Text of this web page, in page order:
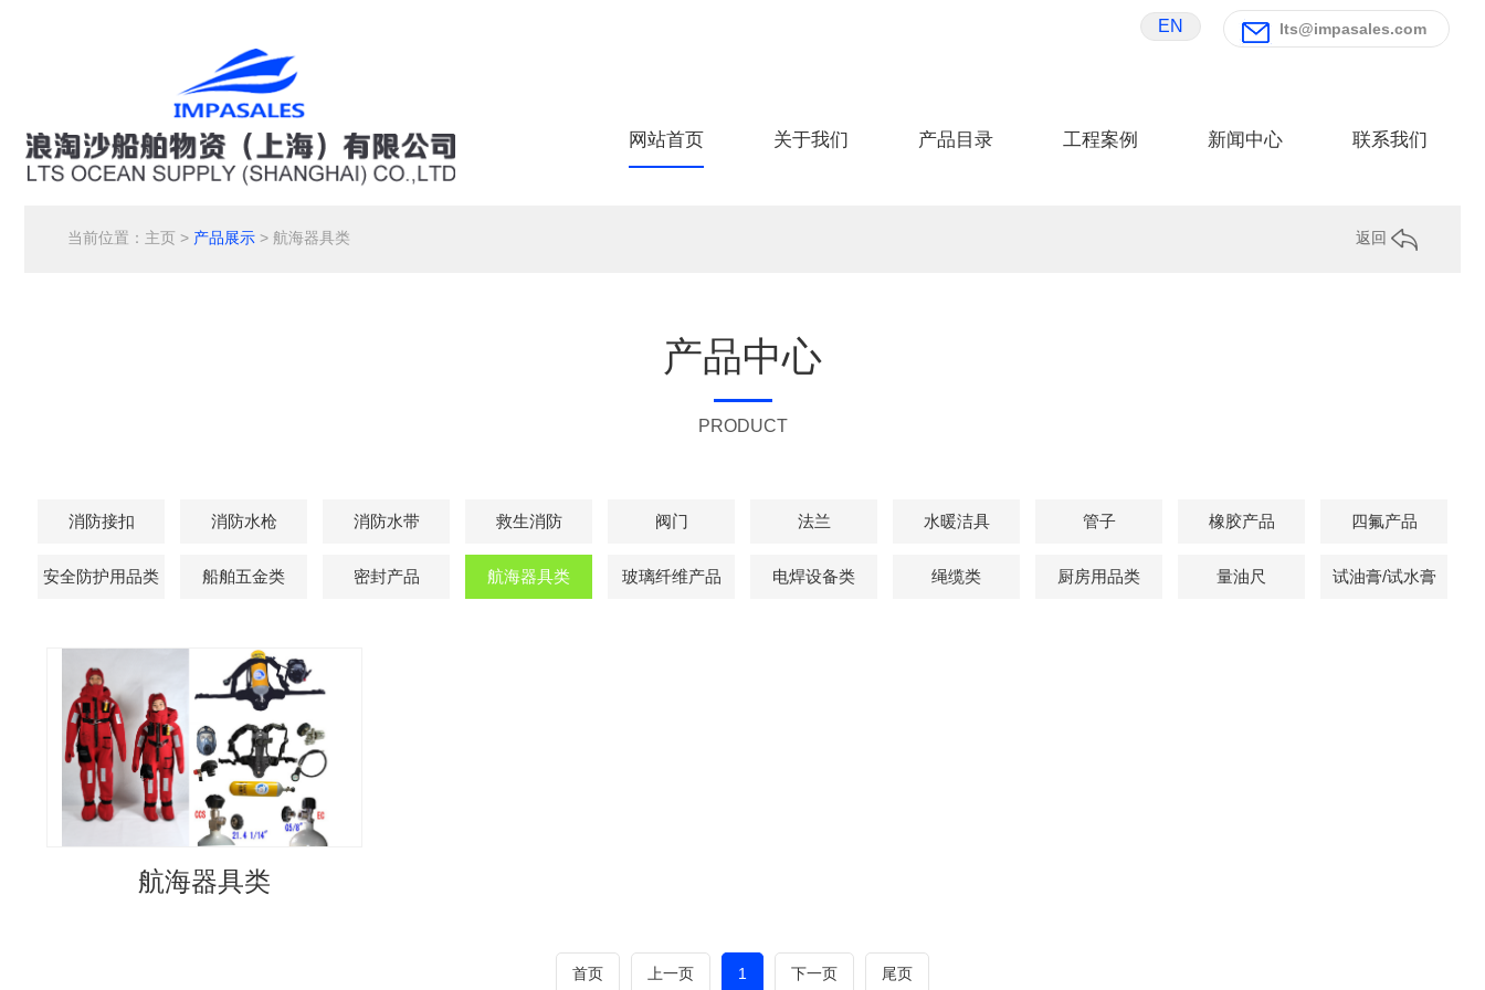
lts@impasales.com
EN
网站首页 关于我们 产品目录 工程案例 新闻中心 联系我们
当前位置： 主页 > 产品展示 > 航海器具类 返回
产品中心
PRODUCT
消防接扣 消防水枪 消防水带 救生消防 阀门 法兰 水暖洁具 管子 橡胶产品 四氟产品
安全防护用品类 船舶五金类 密封产品 航海器具类 玻璃纤维产品 电焊设备类 绳缆类 厨房用品类 量油尺 试油膏/试水膏
航海器具类
首页 上一页 1 下一页 尾页